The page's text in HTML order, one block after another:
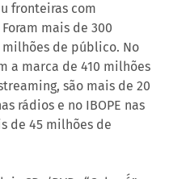
fronteiras com
mais de 300
de público. No
a marca de 410 milhões
são mais de 20
rádios e no IBOPE nas
de 45 milhões de